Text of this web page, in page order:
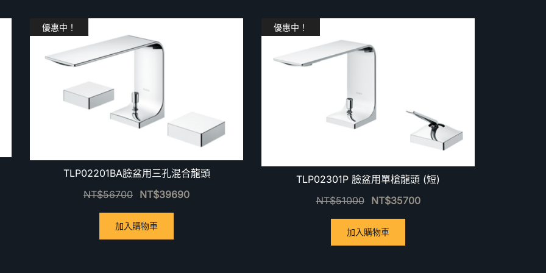
優惠中！
TLP02201BA臉盆用三孔混合龍頭
NT$56700 NT$39690
加入購物車
優惠中！
TLP02301P 臉盆用單槍龍頭 (短)
NT$51000 NT$35700
加入購物車